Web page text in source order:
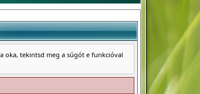
oka, tekintsd meg a súgót e funkcióval